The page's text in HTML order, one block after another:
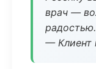
врач —
радостью.
— Клиент